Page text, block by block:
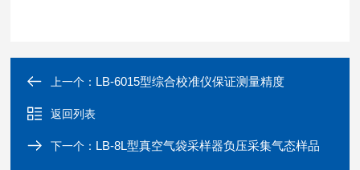
上一个： LB-6015型综合校准仪保证测量精度
返回列表
下一个： LB-8L型真空气袋采样器负压采集气态样品